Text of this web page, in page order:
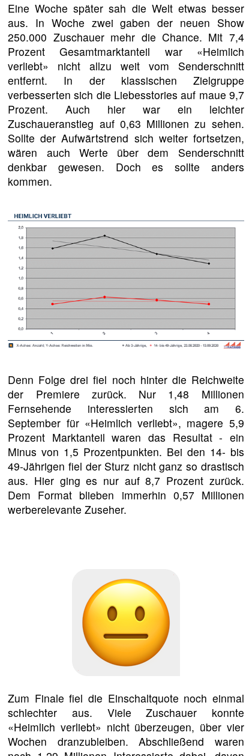
Eine Woche später sah die Welt etwas besser
aus. In Woche zwei gaben der neuen Show
250.000 Zuschauer mehr die Chance. Mit 7,4
Prozent Gesamtmarktanteil war «Heimlich
verliebt» nicht allzu weit vom Senderschnitt
entfernt. In der klassischen Zielgruppe
verbesserten sich die Liebesstories auf maue 9,7
Prozent. Auch hier war ein leichter
Zuschaueranstieg auf 0,63 Millionen zu sehen.
Sollte der Aufwärtstrend sich weiter fortsetzen,
wären auch Werte über dem Senderschnitt
denkbar gewesen. Doch es sollte anders
kommen.
Denn Folge drei fiel noch hinter die Reichweite
der Premiere zurück. Nur 1,48 Millionen
Fernsehende interessierten sich am 6.
September für «Heimlich verliebt», magere 5,9
Prozent Marktanteil waren das Resultat - ein
Minus von 1,5 Prozentpunkten. Bei den 14- bis
49-Jährigen fiel der Sturz nicht ganz so drastisch
aus. Hier ging es nur auf 8,7 Prozent zurück.
Dem Format blieben immerhin 0,57 Millionen
werberelevante Zuseher.
Zum Finale fiel die Einschaltquote noch einmal
schlechter aus. Viele Zuschauer konnte
«Heimlich verliebt» nicht überzeugen, über vier
Wochen dranzubleiben. Abschließend waren